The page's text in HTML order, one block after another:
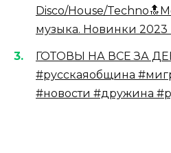
Disco/House/
музыка. Новинки 2023
ГОТОВЫ НА ВСЕ ЗА
#русскаяобщина
#новости #дружина